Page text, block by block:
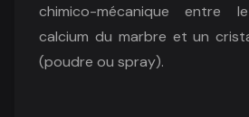
chimico-mécanique entre
calcium du marbre et un
(poudre ou spray).